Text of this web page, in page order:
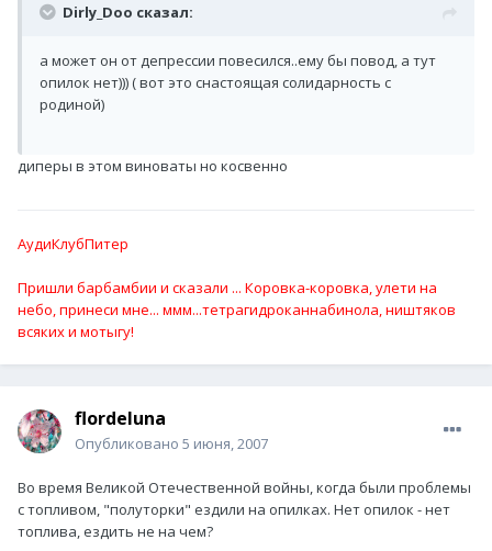
Dirly_Doo сказал:
а может он от депрессии повесился..ему бы повод, а тут
опилок нет))) ( вот это снастоящая солидарность с
родиной)
диперы в этом виноваты но косвенно
АудиКлубПитер
Пришли барбамбии и сказали ... Коровка-коровка, улети на
небо, принеси мне... ммм...тетрагидроканнабинола, ништяков
всяких и мотыгу!
flordeluna
Опубликовано 5 июня, 2007
Во время Великой Отечественной войны, когда были проблемы
с топливом, "полуторки" ездили на опилках. Нет опилок - нет
топлива, ездить не на чем?